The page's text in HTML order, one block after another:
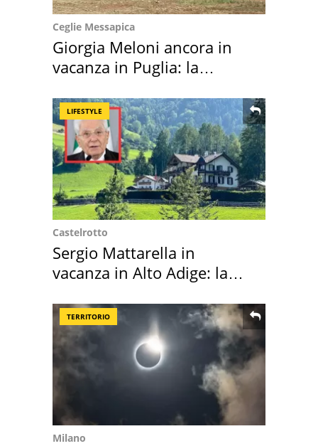
Ceglie Messapica
Giorgia Meloni ancora in
vacanza in Puglia: la
LIFESTYLE
Castelrotto
Sergio Mattarella in
vacanza in Alto Adige: la
TERRITORIO
Milano